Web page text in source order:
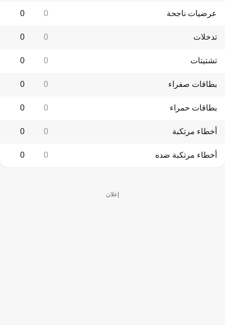
عرضيات ناجحة 0
0
تدخلات 0
0
تشتيتات 0
0
بطاقات صفراء 0
0
بطاقات حمراء 0
0
أخطاء مرتكبة 0
0
أخطاء مرتكبة ضده 0
0
إعلان